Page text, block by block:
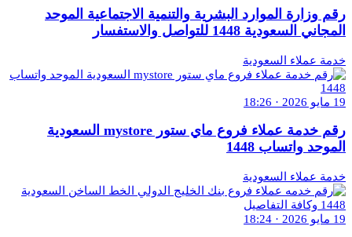
رقم وزارة الموارد البشرية والتنمية الاجتماعية الموحد
المجاني السعودية 1448 للتواصل والاستفسار
خدمة عملاء السعودية
19 مايو 2026 · 18:26
رقم خدمة عملاء فروع ماي ستور mystore السعودية
الموحد واتساب 1448
خدمة عملاء السعودية
19 مايو 2026 · 18:24